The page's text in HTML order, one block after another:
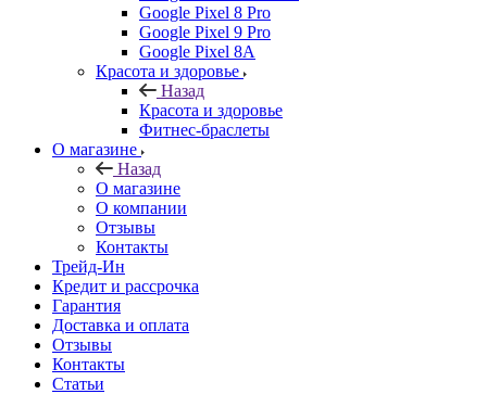
Google Pixel 8 Pro
Google Pixel 9 Pro
Google Pixel 8A
Красота и здоровье
Назад
Красота и здоровье
Фитнес-браслеты
О магазине
Назад
О магазине
О компании
Отзывы
Контакты
Трейд-Ин
Кредит и рассрочка
Гарантия
Доставка и оплата
Отзывы
Контакты
Статьи